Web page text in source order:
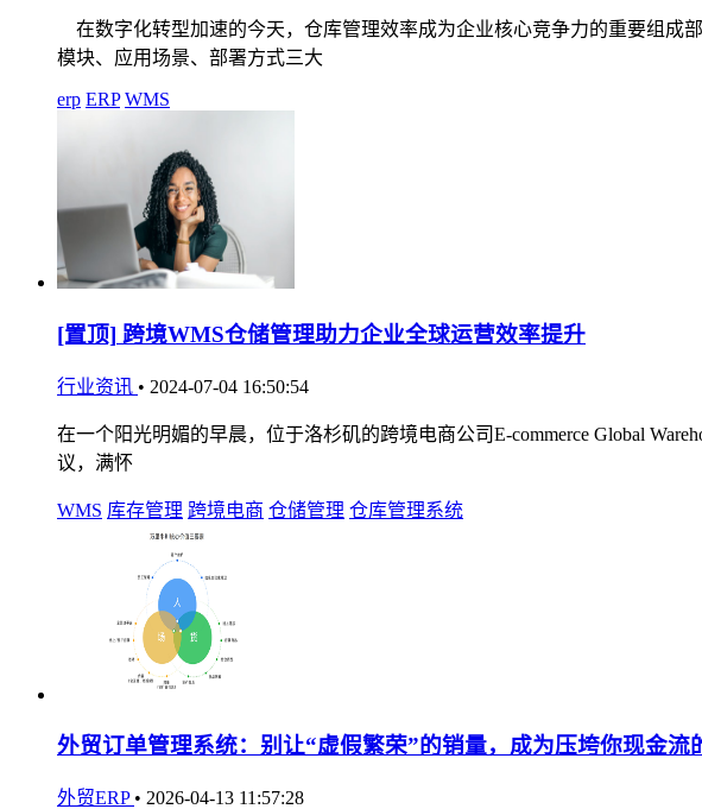
在数字化转型加速的今天，仓库管理效率成为企业核心竞争力的重要组成
模块、应用场景、部署方式三大
erp ERP WMS
[置顶] 跨境WMS仓储管理助力企业全球运营效率提升
行业资讯 • 2024-07-04 16:50:54
在一个阳光明媚的早晨，位于洛杉矶的跨境电商公司E-commerce Global
议，满怀
WMS 库存管理 跨境电商 仓储管理 仓库管理系统
外贸订单管理系统：别让“虚假繁荣”的销量，成为压垮你现金流
外贸ERP • 2026-04-13 11:57:28